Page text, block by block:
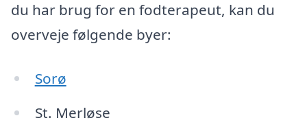
du har brug for en fodterapeut, kan du
overveje følgende byer:
Sorø
St. Merløse